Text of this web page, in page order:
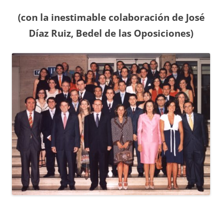
(con la inestimable colaboración de José
Díaz Ruiz, Bedel de las Oposiciones)